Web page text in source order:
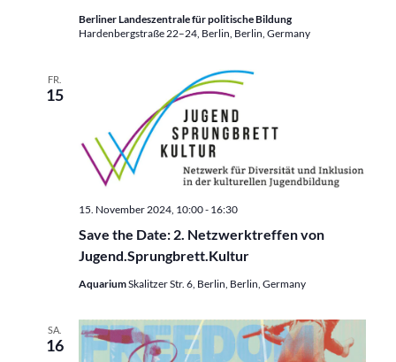
Berliner Landeszentrale für politische Bildung
Hardenbergstraße 22–24, Berlin, Berlin, Germany
FR.
15
Save the Date: 2. Netzwerktreffen von
Jugend.Sprungbrett.Kultur
15. November 2024, 10:00- 16:30
AquariumSkalitzer Str. 6, Berlin, Berlin, Germany
SA.
16